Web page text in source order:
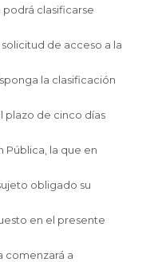
clasificarse
de acceso a la
la clasificación
plazo de cinco días
Pública, la que en
obligado su
en el presente
comenzará a